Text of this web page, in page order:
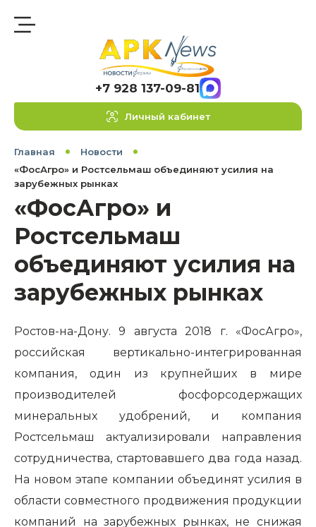
+7 928 137-09-81
Личный кабинет
Главная
Новости
«ФосАгро» и Ростсельмаш объединяют усилия на
зарубежных рынках
«ФосАгро» и
Ростсельмаш
объединяют усилия на
зарубежных рынках
Ростов-на-Дону. 9 августа 2018 г. «ФосАгро»,
российская вертикально-интегрированная
компания, один из крупнейших в мире
производителей фосфорсодержащих
минеральных удобрений, и компания
Ростсельмаш актуализировали направления
сотрудничества, стартовавшего два года назад.
На новом этапе компании объединят усилия в
области совместного продвижения продукции
компаний на зарубежных рынках, не снижая